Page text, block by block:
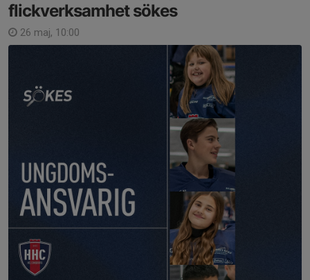
flickverksamhet sökes
26 maj, 10:00